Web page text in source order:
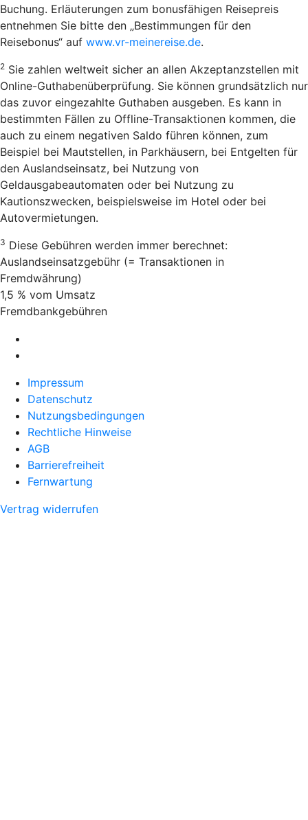
Buchung. Erläuterungen zum bonusfähigen Reisepreis
entnehmen Sie bitte den „Bestimmungen für den
Reisebonus“ auf www.vr-meinereise.de.
2 Sie zahlen weltweit sicher an allen Akzeptanzstellen mit
Online-Guthabenüberprüfung. Sie können grundsätzlich nur
das zuvor eingezahlte Guthaben ausgeben. Es kann in
bestimmten Fällen zu Offline-Transaktionen kommen, die
auch zu einem negativen Saldo führen können, zum
Beispiel bei Mautstellen, in Parkhäusern, bei Entgelten für
den Auslandseinsatz, bei Nutzung von
Geldausgabeautomaten oder bei Nutzung zu
Kautionszwecken, beispielsweise im Hotel oder bei
Autovermietungen.
3 Diese Gebühren werden immer berechnet:
Auslandseinsatzgebühr (= Transaktionen in
Fremdwährung)
1,5 % vom Umsatz
Fremdbankgebühren
Impressum
Datenschutz
Nutzungsbedingungen
Rechtliche Hinweise
AGB
Barrierefreiheit
Fernwartung
Vertrag widerrufen